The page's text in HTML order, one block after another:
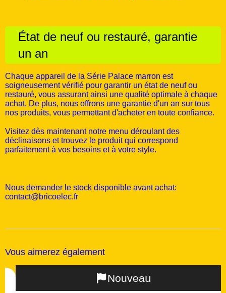
État de neuf ou restauré, garantie
un an
Chaque appareil de la Série Palace marron est
soigneusement vérifié pour garantir un état de neuf ou
restauré, vous assurant ainsi une qualité optimale à chaque
achat. De plus, nous offrons une garantie d'un an sur tous
nos produits, vous permettant d'acheter en toute confiance.
Visitez dès maintenant notre menu déroulant des
déclinaisons et trouvez le produit qui correspond
parfaitement à vos besoins et à votre style.
Nous demander le stock disponible avant achat:
contact@bricoelec.fr
Vous aimerez également